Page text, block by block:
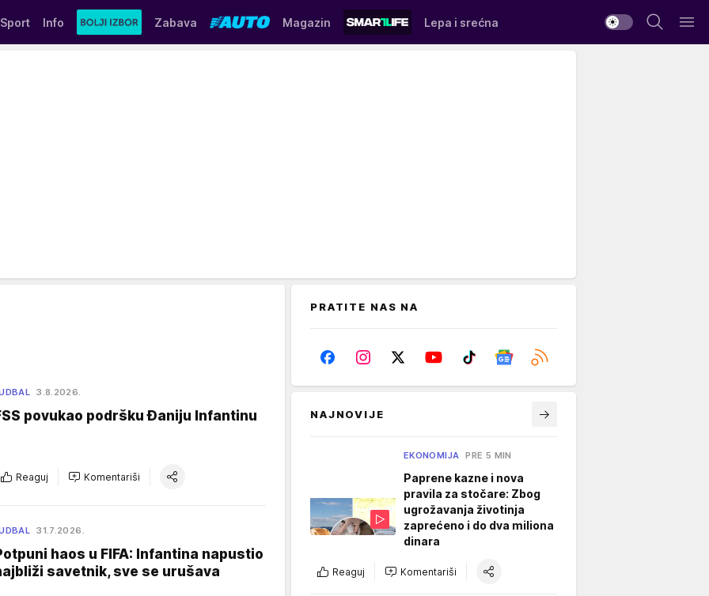
Sport Info Zabava Magazin Lepa i srećna
3.8.2026.
povukao podršku Đaniju Infantinu
Reaguj Komentariši
31.7.2026.
haos u FIFA: Infantina napustio
savetnik, sve se urušava
PRATITE NAS NA
NAJNOVIJE
EKONOMIJA PRE 5 MIN
Paprene kazne i nova
pravila za stočare: Zbog
ugrožavanja životinja
zaprećeno i do dva miliona
dinara
Reaguj Komentariši